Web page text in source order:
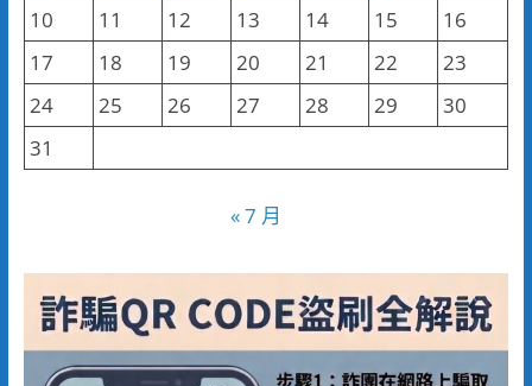
10
11 12 13 14 15
16
17
18 19 20 21 22
23
24
25 26 27 28 29
30
31
« 7 月